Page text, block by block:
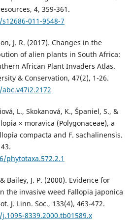
4, 359-361.
011-9548-7
J. R. (2017). Changes in the
of alien plants in South Africa:
African Plant Invaders Atlas.
& Conservation, 47(2), 1-26.
L., Skokanová, K., Španiel, S., &
× moravica (Polygonaceae), a
compacta and F. sachalinensis.
phytotaxa.572.2.1
Bailey, J. P. (2000). Evidence for
the invasive weed Fallopia japonica
J. Linn. Soc., 133(4), 463-472.
8339.2000.tb01589.x